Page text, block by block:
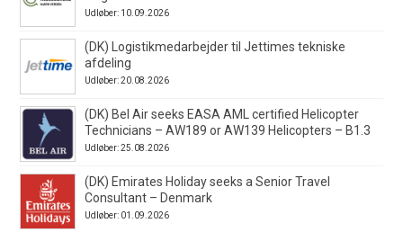
Udløber: 10.09.2026
(DK) Logistikmedarbejder til Jettimes tekniske
afdeling
Udløber: 20.08.2026
(DK) Bel Air seeks EASA AML certified Helicopter
Technicians – AW189 or AW139 Helicopters – B1.3
Udløber: 25.08.2026
(DK) Emirates Holiday seeks a Senior Travel
Consultant – Denmark
Udløber: 01.09.2026